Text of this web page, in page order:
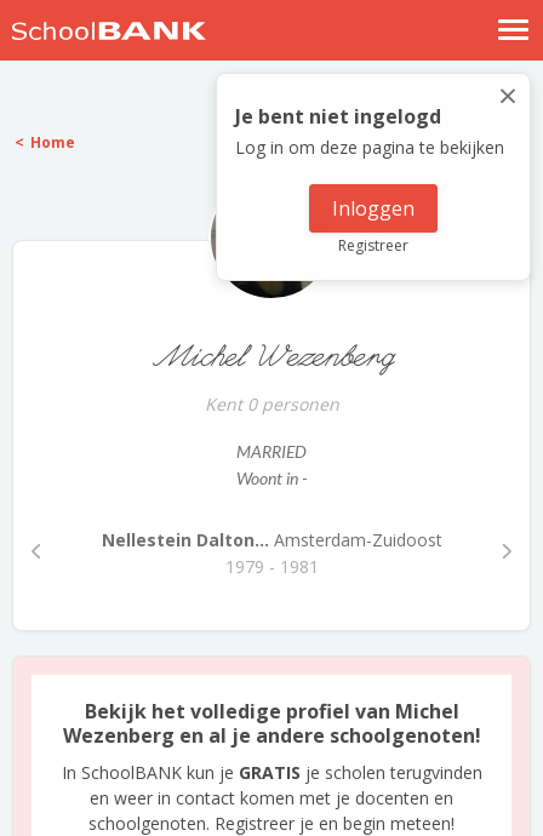
Nostalgische verhalen
Log in
Meld je gratis aan
×
Je bent niet ingelogd
Log in om deze pagina te bekijken
Inloggen
Registreer
Home
Michel Wezenberg
Kent 0 personen
MARRIED
Woont in -
Nellestein Dalton... Amsterdam-Zuidoost
1979 - 1981
Bekijk het volledige profiel van Michel
Wezenberg en al je andere schoolgenoten!
In SchoolBANK kun je GRATIS je scholen terugvinden
en weer in contact komen met je docenten en
schoolgenoten. Registreer je en begin meteen!